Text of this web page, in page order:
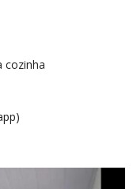
cozinha